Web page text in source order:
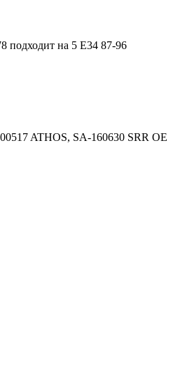
подходит на 5 E34 87-96
ATHOS, SA-160630 SRR OE